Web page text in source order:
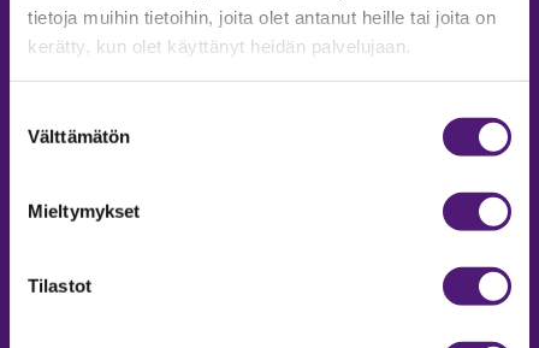
tietoja muihin tietoihin, joita olet antanut heille tai joita on
kerätty, kun olet käyttänyt heidän palvelujaan.
valinta
Välttämätön
Mieltymykset
Tilastot
MAJOITUS
Tiedustelut & Varaukset